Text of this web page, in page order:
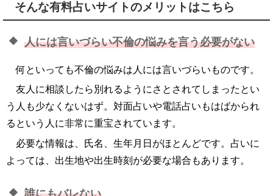
そんな有料占いサイトのメリットはこちら
人には言いづらい不倫の悩みを言う必要がない
何といっても不倫の悩みは人には言いづらいものです。
友人に相談したら別れるようにさとされてしまったとい
う人も少なくないはず。対面占いや電話占いもはばかられ
るという人に非常に重宝されています。
必要な情報は、氏名、生年月日がほとんどです。占いに
よっては、出生地や出生時刻が必要な場合もあります。
誰にもバレない